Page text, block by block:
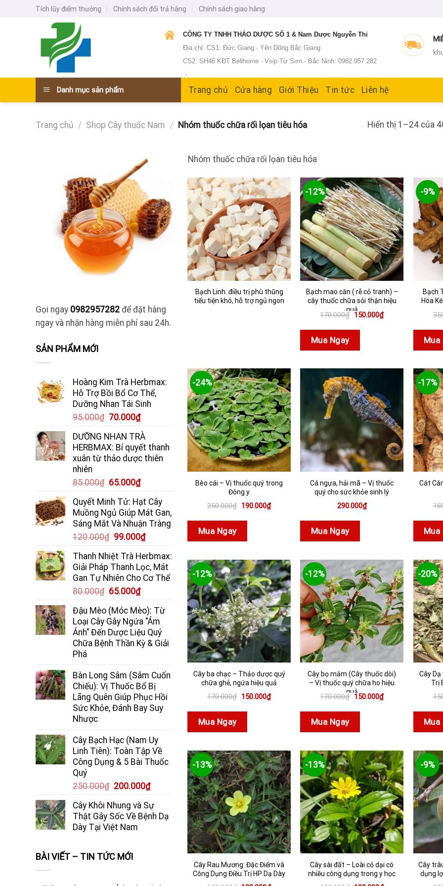
Tích lũy điểm thưởng Chính sách đổi trả hàng Chính sách giao hàng
CÔNG TY TNHH THẢO DƯỢC SỐ 1 & Nam Dược Nguyễn Thi
Địa chỉ: CS1: Đức Giang - Yên Dũng Bắc Giang
CS2: SH46 KĐT Bellhome - Vsip Từ Sơn - Bắc Ninh: 0982.957.282
-
Danh mục sản phẩm Trang chủ Cửa hàng Giới Thiệu Tin tức Liên hệ
Trang chủ / Shop Cây thuốc Nam / Nhóm thuốc chữa rối lọan tiêu hóa Hiển thị 1–24 của
Gọi ngay 0982957282 để đặt hàng
ngay và nhận hàng miễn phí sau 24h.
SẢN PHẨM MỚI
Hoàng Kim Trà Herbmax:
Hỗ Trợ Bồi Bổ Cơ Thể,
Dưỡng Nhan Tái Sinh
95.000₫ Giá
là:
95.000₫.
70.000₫Giá
tại
là:
70.000₫.
DƯỠNG NHAN TRÀ
HERBMAX: Bí quyết thanh
xuân từ thảo dược thiên
nhiên
85.000₫ Giá
là:
85.000₫.
65.000₫Giá
tại
là:
65.000₫.
Quyết Minh Tử: Hạt Cây
Muồng Ngủ Giúp Mát Gan,
Sáng Mắt Và Nhuận Tràng
120.000₫ Giá
là:
120.000₫.
99.000₫Giá
tại
là:
99.000₫.
Thanh Nhiệt Trà Herbmax:
Giải Pháp Thanh Lọc, Mát
Gan Tự Nhiên Cho Cơ Thể
80.000₫ Giá
là:
80.000₫.
65.000₫Giá
tại
là:
65.000₫.
Đậu Mèo (Móc Mèo): Từ
Loại Cây Gây Ngứa "Ám
Ảnh" Đến Dược Liệu Quý
Chữa Bệnh Thần Kỳ & Giải
Phá
Bàn Long Sâm (Sâm Cuốn
Chiếu): Vị Thuốc Bổ Bị
Lãng Quên Giúp Phục Hồi
Sức Khỏe, Đánh Bay Suy
Nhược
Cây Bạch Hạc (Nam Uy
Linh Tiên): Toàn Tập Về
Công Dụng & 5 Bài Thuốc
Quý
250.000₫ Giá
là:
250.000₫.
200.000₫Giá
tại
là:
200.000₫.
Cây Khôi Nhung và Sự
Thật Gây Sốc Về Bệnh Dạ
Dày Tại Việt Nam
BÀI VIẾT – TIN TỨC MỚI
Nhóm thuốc chữa rối lọan tiêu hóa
Bạch Linh: điều trị phù thũng
tiểu tiện khó, hỗ trợ ngủ ngon
-12%
Bạch mao căn ( rễ cỏ tranh) –
cây thuốc chữa sỏi thận hiệu
quả
170.000₫ Giá
là:
150.000₫Giá
hiện
Mua Ngay
-9%
Bạch
Hóa
Mua
-24%
Bèo cái – Vị thuốc quý trong
Đông y
250.000₫ Giá
là:
190.000₫Giá
hiện
Mua Ngay
Cá ngựa, hải mã – Vị thuốc
quý cho sức khỏe sinh lý
290.000₫
Mua Ngay
-17%
Cát
Mua
-12%
Cây ba chạc – Thảo dược quý
chữa ghẻ, ngứa hiệu quả
170.000₫ Giá
là:
150.000₫Giá
hiện
Mua Ngay
-12%
Cây bọ mắm (Cây thuốc dòi)
– Vị thuốc quý chữa ho hiệu
quả
170.000₫ Giá
là:
150.000₫Giá
hiện
Mua Ngay
-20%
Cây Dạ
Trị
Mua
-13%
Cây Rau Mương: Đặc Điểm và
Công Dụng Điều Trị HP Dạ Dày
-13%
Cây sài đất – Loài cỏ dại có
nhiều công dụng trong y học
-9%
Cây
dụng